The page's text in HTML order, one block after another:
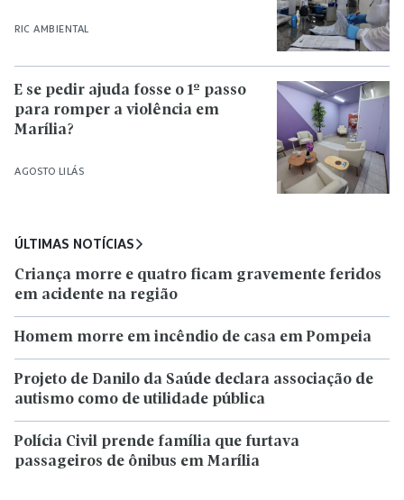
RIC AMBIENTAL
AGOSTO LILÁS
E se pedir ajuda fosse o 1º passo
para romper a violência em
Marília?
ÚLTIMAS NOTÍCIAS
Criança morre e quatro ficam gravemente feridos
em acidente na região
Homem morre em incêndio de casa em Pompeia
Projeto de Danilo da Saúde declara associação de
autismo como de utilidade pública
Polícia Civil prende família que furtava
passageiros de ônibus em Marília